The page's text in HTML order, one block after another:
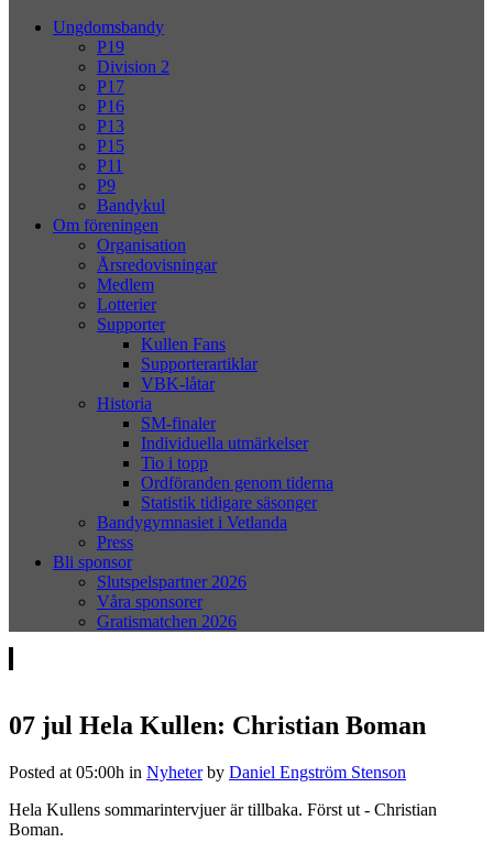
Ungdomsbandy
P19
Division 2
P17
P16
P13
P15
P11
P9
Bandykul
Om föreningen
Organisation
Årsredovisningar
Medlem
Lotterier
Supporter
Kullen Fans
Supporterartiklar
VBK-låtar
Historia
SM-finaler
Individuella utmärkelser
Tio i topp
Ordföranden genom tiderna
Statistik tidigare säsonger
Bandygymnasiet i Vetlanda
Press
Bli sponsor
Slutspelspartner 2026
Våra sponsorer
Gratismatchen 2026
07 jul Hela Kullen: Christian Boman
Posted at 05:00h in Nyheter by Daniel Engström Stenson
Hela Kullens sommarintervjuer är tillbaka. Först ut - Christian
Boman.